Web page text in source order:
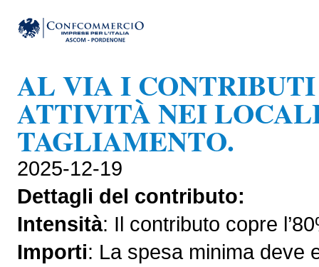
AL VIA I
ATTIVITÀ NEI
TAGLIAMENTO.
2025-12-19
Dettagli del contributo:
Intensità: Il contributo copre
Importi: La spesa minima deve